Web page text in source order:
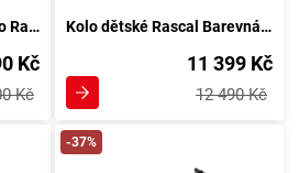
Rascal Bikes Dětské kolo Rascal s 3 rychlostmi Sturmey Archer Barevná kombinace: Oranžové
Kč
Kč
Kolo dětské Rascal Barevná kombinace: Oranžová
11 399 Kč
12 490 Kč
-37%